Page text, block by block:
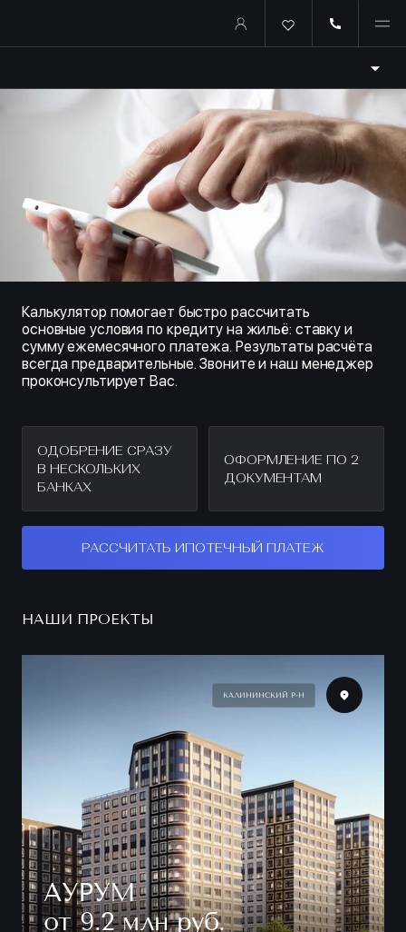
Купить квартиру в ипотеку
Калькулятор помогает быстро рассчитать
основные условия по кредиту на жильё: ставку и
сумму ежемесячного платежа. Результаты расчёта
всегда предварительные. Звоните и наш менеджер
проконсультирует Вас.
ОДОБРЕНИЕ СРАЗУ
В НЕСКОЛЬКИХ
БАНКАХ
ОФОРМЛЕНИЕ ПО 2
ДОКУМЕНТАМ
РАССЧИТАТЬ ИПОТЕЧНЫЙ ПЛАТЕЖ
НАШИ ПРОЕКТЫ
КАЛИНИНСКИЙ Р-Н
АУРУМ
от 9.2 млн руб.